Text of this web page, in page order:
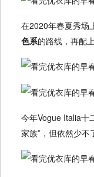
在2020年春夏秀场
色系的路线，再配
今年Vogue Italia十
家族”，但依然少